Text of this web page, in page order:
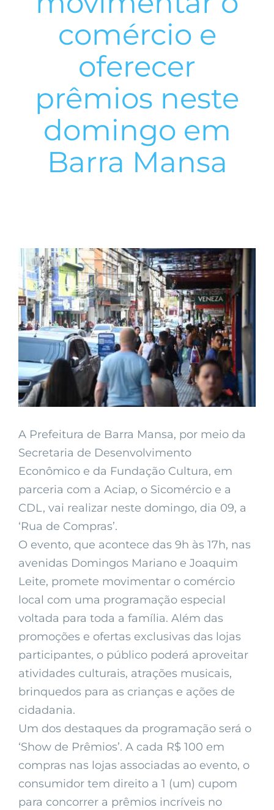
comércio e
oferecer
prêmios neste
domingo em
Barra Mansa
View
Larger
Image
A Prefeitura de Barra Mansa, por meio da
Secretaria de Desenvolvimento
Econômico e da Fundação Cultura, em
parceria com a Aciap, o Sicomércio e a
CDL, vai realizar neste domingo, dia 09, a
‘Rua de Compras’.
O evento, que acontece das 9h às 17h, nas
avenidas Domingos Mariano e Joaquim
Leite, promete movimentar o comércio
local com uma programação especial
voltada para toda a família. Além das
promoções e ofertas exclusivas das lojas
participantes, o público poderá aproveitar
atividades culturais, atrações musicais,
brinquedos para as crianças e ações de
cidadania.
Um dos destaques da programação será o
‘Show de Prêmios’. A cada R$ 100 em
compras nas lojas associadas ao evento, o
consumidor tem direito a 1 (um) cupom
para concorrer a prêmios incríveis no